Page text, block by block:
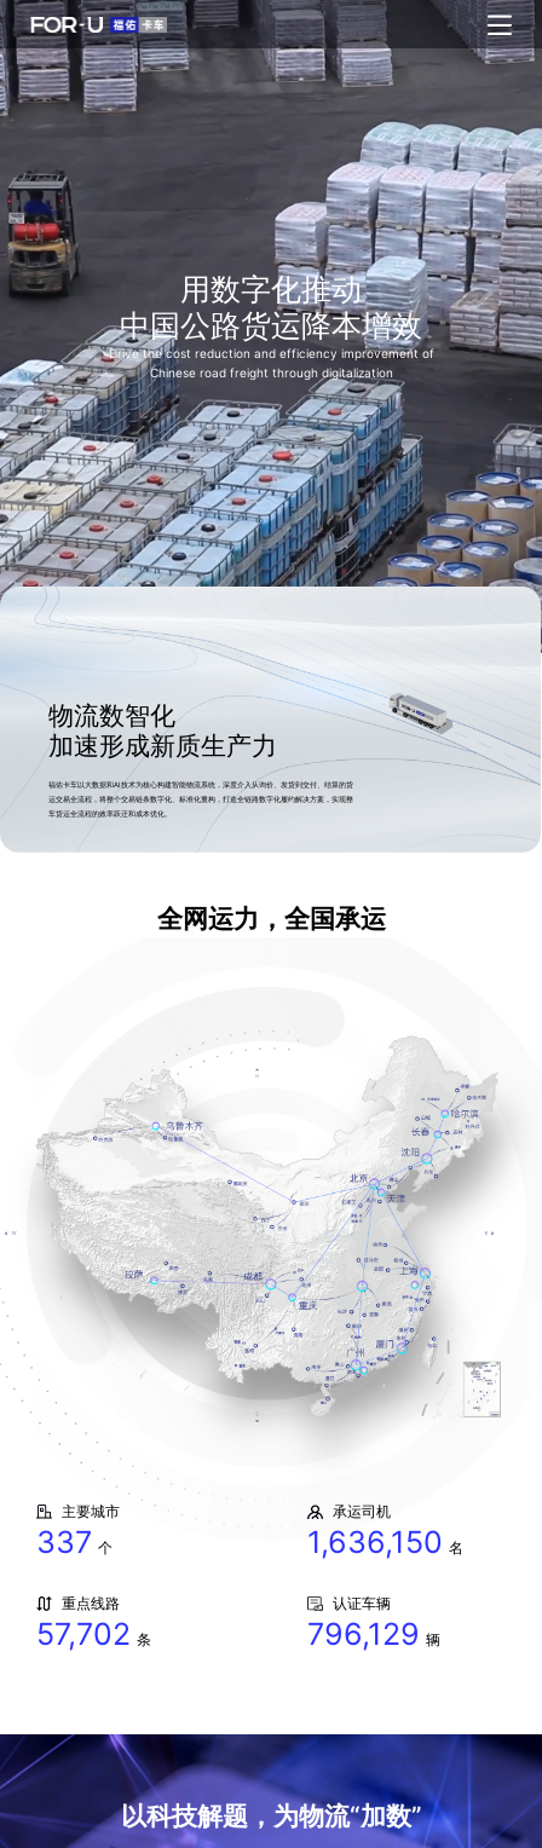
用数字化推动
中国公路货运降本增效
Drive the cost reduction and efficiency improvement of
Chinese road freight through digitalization
物流数智化
加速形成新质生产力
福佑卡车以大数据和AI技术为核心构建智能物流系统，深度介入从询价、发货到交付、结算的货
运交易全流程，将整个交易链条数字化、标准化重构，打造全链路数字化履约解决方案，实现整
车货运全流程的效率跃迁和成本优化。
全网运力，全国承运
主要城市
337 个
承运司机
1,636,150 名
重点线路
57,702 条
认证车辆
796,129 辆
以科技解题，为物流“加数”